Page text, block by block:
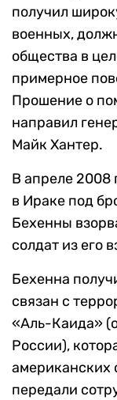
получил
военных,
общества в
примерное
Прошение о
направил
Майк Хантер.
В апреле 2008
в Ираке под
Бехенны
солдат из его
Бехенна
связан с
«Аль-Каида»
России),
американских
передали